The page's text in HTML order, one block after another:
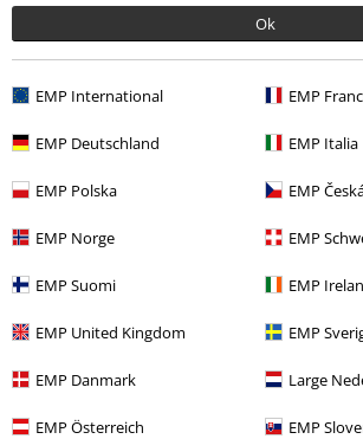
Ok
EMP International EMP
EMP Deutschland EMP Italia
EMP Polska EMP
EMP Norge EMP
EMP Suomi EMP
EMP United Kingdom EMP
EMP Danmark Large
EMP Österreich EMP
Flere kategorier. Flere valgmuligheter.
Glass og flasker
Bandmerch Top Bands
Nyhetsbrev